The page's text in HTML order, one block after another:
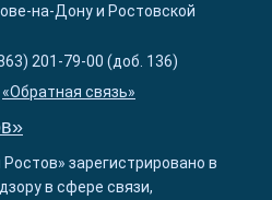
на-Дону и Ростовской
201-79-00 (доб. 136)
«Обратная связь»
зарегистрировано в
в сфере связи,